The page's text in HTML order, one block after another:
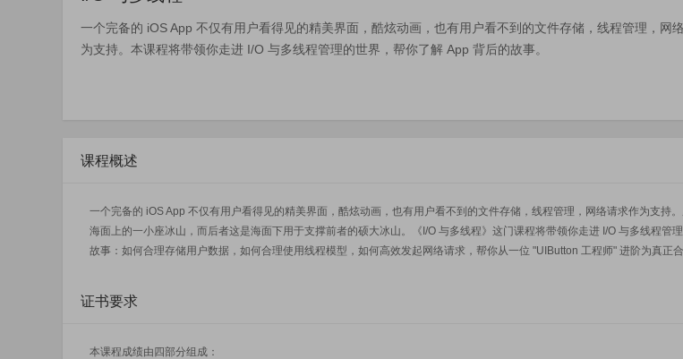
一个完备的 iOS App 不仅有用户看得见的精美界面，酷炫动画，也有用户看不到的文件存储，线程管理，网
为支持。本课程将带领你走进 I/O 与多线程管理的世界，帮你了解 App 背后的故事。
课程概述
一个完备的 iOS App 不仅有用户看得见的精美界面，酷炫动画，也有用户看不到的文件存储，线程管理，网络请求作为支持
海面上的一小座冰山，而后者这是海面下用于支撑前者的硕大冰山。《I/O 与多线程》这门课程将带领你走进 I/O 与多线程管
故事：如何合理存储用户数据，如何合理使用线程模型，如何高效发起网络请求，帮你从一位 "UIButton 工程师" 进阶为真正合
证书要求
本课程成绩由四部分组成：